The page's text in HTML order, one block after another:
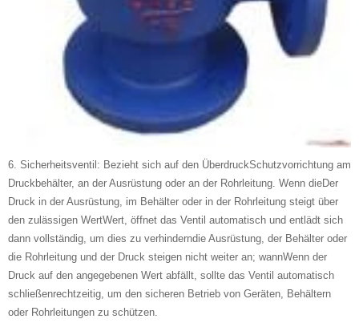
6. Sicherheitsventil: Bezieht sich auf den ÜberdruckSchutzvorrichtung am
Druckbehälter, an der Ausrüstung oder an der Rohrleitung. Wenn dieDer
Druck in der Ausrüstung, im Behälter oder in der Rohrleitung steigt über
den zulässigen WertWert, öffnet das Ventil automatisch und entlädt sich
dann vollständig, um dies zu verhinderndie Ausrüstung, der Behälter oder
die Rohrleitung und der Druck steigen nicht weiter an; wannWenn der
Druck auf den angegebenen Wert abfällt, sollte das Ventil automatisch
schließenrechtzeitig, um den sicheren Betrieb von Geräten, Behältern
oder Rohrleitungen zu schützen.